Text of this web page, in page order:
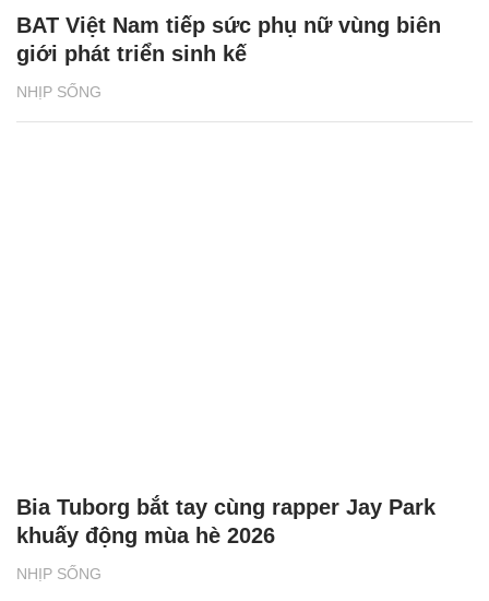
NHỊP SỐNG
BAT Việt Nam tiếp sức phụ nữ vùng biên
giới phát triển sinh kế
NHỊP SỐNG
Bia Tuborg bắt tay cùng rapper Jay Park
khuấy động mùa hè 2026